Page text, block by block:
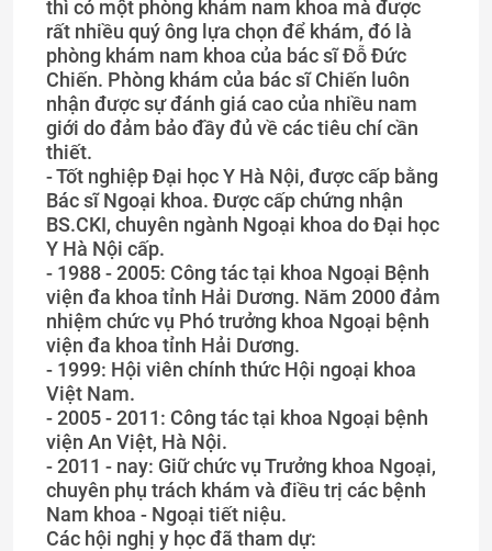
thì có một phòng khám nam khoa mà được
rất nhiều quý ông lựa chọn để khám, đó là
phòng khám nam khoa của bác sĩ Đỗ Đức
Chiến. Phòng khám của bác sĩ Chiến luôn
nhận được sự đánh giá cao của nhiều nam
giới do đảm bảo đầy đủ về các tiêu chí cần
thiết.
- Tốt nghiệp Đại học Y Hà Nội, được cấp bằng
Bác sĩ Ngoại khoa. Được cấp chứng nhận
BS.CKI, chuyên ngành Ngoại khoa do Đại học
Y Hà Nội cấp.
- 1988 - 2005: Công tác tại khoa Ngoại Bệnh
viện đa khoa tỉnh Hải Dương. Năm 2000 đảm
nhiệm chức vụ Phó trưởng khoa Ngoại bệnh
viện đa khoa tỉnh Hải Dương.
- 1999: Hội viên chính thức Hội ngoại khoa
Việt Nam.
- 2005 - 2011: Công tác tại khoa Ngoại bệnh
viện An Việt, Hà Nội.
- 2011 - nay: Giữ chức vụ Trưởng khoa Ngoại,
chuyên phụ trách khám và điều trị các bệnh
Nam khoa - Ngoại tiết niệu.
Các hội nghị y học đã tham dự: